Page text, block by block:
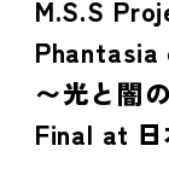
M.S.S
〜光と闇
Final at